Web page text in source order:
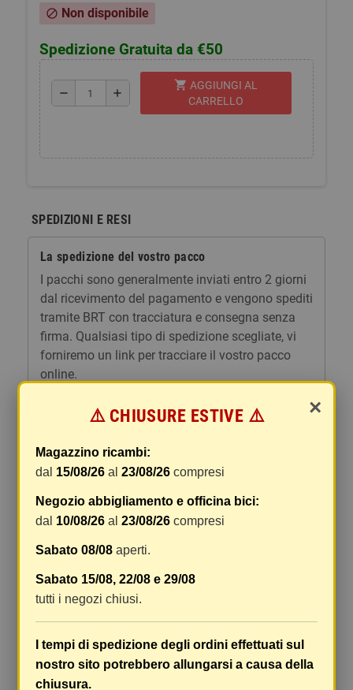
block Non disponibile
Spedizione Gratuita da €50
remove add
shopping_cart AGGIUNGI AL
CARRELLO
SPEDIZIONI E RESI
La spedizione del vostro pacco
I pacchi sono generalmente inviati entro 2 giorni
dal ricevimento del pagamento e vengono spediti
tramite BRT con tracciatura e consegna senza
firma. Qualsiasi tipo di spedizione scegliate, vi
forniremo un link per tracciare il vostro pacco
online.
gestione e imballaggio e le spese postali. I costi
variano a seconda del peso totale della
spedizione. Vi consigliamo di raggruppare i
vostri articoli in un unico ordine. Non ci è
possibile raggruppare due ordini distinti
spedizione saranno addebitate per ognuno di
essi. Il vostro pacco sarà inviato a vostro rischio,
ma viene prestata un'attenzione particolare in
caso di oggetti fragili.
Le scatole hanno dimensioni adeguatamente
ampie e i vostri articoli son ben protetti.
×
⚠️ CHIUSURE ESTIVE ⚠️
Magazzino ricambi:
dal 15/08/26 al23/08/26 compresi
Negozio abbigliamento e officina bici:
dal 10/08/26 al23/08/26 compresi
Sabato 08/08 aperti.
Sabato 15/08, 22/08 e 29/08
tutti i negozi chiusi.
I tempi di spedizione degli ordini effettuati sul
nostro sito potrebbero allungarsi a causa della
chiusura.